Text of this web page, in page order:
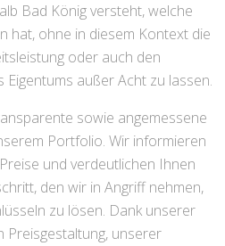
Bad König versteht, welche
hat, ohne in diesem Kontext die
oder auch den
außer Acht zu lassen.
sowie angemessene
Portfolio. Wir informieren
und verdeutlichen Ihnen
den wir in Angriff nehmen,
zu lösen. Dank unserer
Preisgestaltung, unserer